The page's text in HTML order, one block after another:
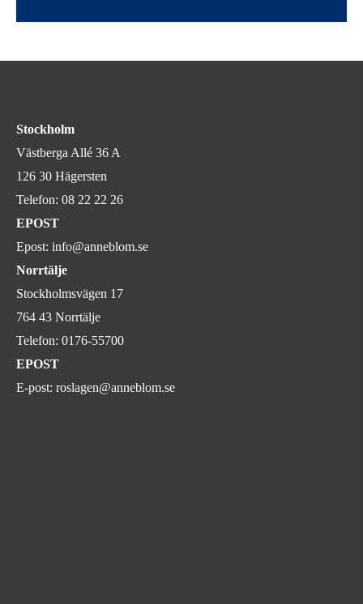
Stockholm
Västberga Allé 36 A
126 30 Hägersten
Telefon: 08 22 22 26
EPOST
Epost: info@anneblom.se
Norrtälje
Stockholmsvägen 17
764 43 Norrtälje
Telefon: 0176-55700
EPOST
E-post: roslagen@anneblom.se